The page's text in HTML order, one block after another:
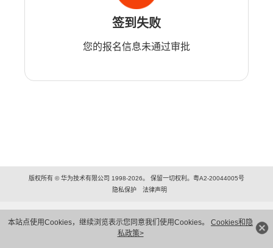
本站点使用Cookies，继续浏览表示您同意我们使用Cookies。 Cookies和隐
私政策>
签到失败
您的报名信息未通过审批
版权所有 © 华为技术有限公司 1998-2026。 保留一切权利。粤A2-20044005号
隐私保护
法律声明